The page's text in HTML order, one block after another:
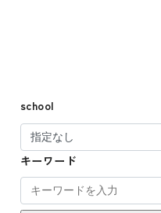
school
キーワード